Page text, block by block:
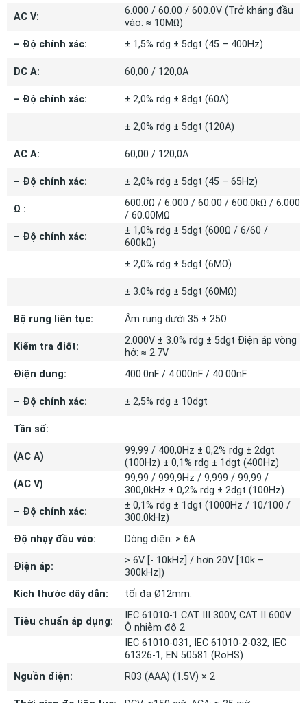
AC V:
6.000 / 60.00 / 600.0V (Trở kháng đầu
vào: ≈ 10MΩ)
– Độ chính xác:
± 1,5% rdg ± 5dgt (45 – 400Hz)
DC A: 60,00 / 120,0A
– Độ chính xác: ± 2,0% rdg ± 8dgt (60A)
± 2,0% rdg ± 5dgt (120A)
AC A: 60,00 / 120,0A
– Độ chính xác: ± 2,0% rdg ± 5dgt (45 – 65Hz)
Ω :
600.0Ω / 6.000 / 60.00 / 600.0kΩ / 6.000
/ 60.00MΩ
– Độ chính xác:
± 1,0% rdg ± 5dgt (600Ω / 6/60 /
600kΩ)
± 2,0% rdg ± 5dgt (6MΩ)
± 3.0% rdg ± 5dgt (60MΩ)
Bộ rung liên tục: Âm rung dưới 35 ± 25Ω
Kiểm tra điốt:
2.000V ± 3.0% rdg ± 5dgt Điện áp vòng
hở: ≈ 2.7V
Điện dung:
400.0nF / 4.000nF / 40.00nF
– Độ chính xác: ± 2,5% rdg ± 10dgt
Tần số:
(AC A)
99,99 / 400,0Hz ± 0,2% rdg ± 2dgt
(100Hz) ± 0,1% rdg ± 1dgt (400Hz)
(AC V)
99,99 / 999,9Hz / 9,999 / 99,99 /
300,0kHz ± 0,2% rdg ± 2dgt (100Hz)
– Độ chính xác:
± 0,1% rdg ± 1dgt (1000Hz / 10/100 /
300.0kHz)
Độ nhạy đầu vào:
Dòng điện: > 6A
Điện áp:
> 6V [- 10kHz] / hơn 20V [10k –
300kHz])
Kích thước dây dẫn:
tối đa Ø12mm.
Tiêu chuẩn áp dụng:
IEC 61010-1 CAT III 300V, CAT II 600V
Ô nhiễm độ 2
IEC 61010-031, IEC 61010-2-032, IEC
61326-1, EN 50581 (RoHS)
Nguồn điện:
R03 (AAA) (1.5V) × 2